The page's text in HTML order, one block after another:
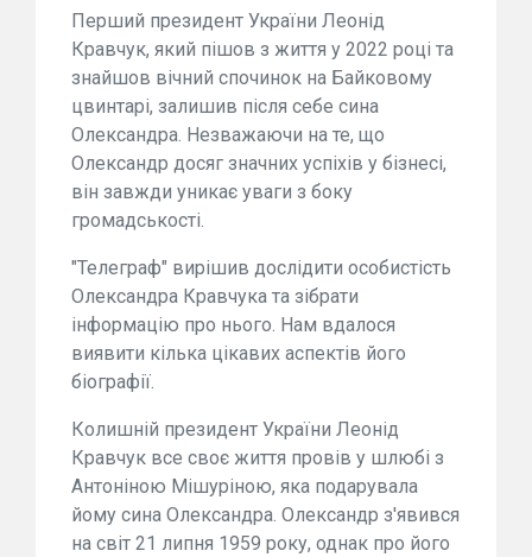
Перший президент України Леонід
Кравчук, який пішов з життя у 2022 році та
знайшов вічний спочинок на Байковому
цвинтарі, залишив після себе сина
Олександра. Незважаючи на те, що
Олександр досяг значних успіхів у бізнесі,
він завжди уникає уваги з боку
громадськості.
"Телеграф" вирішив дослідити особистість
Олександра Кравчука та зібрати
інформацію про нього. Нам вдалося
виявити кілька цікавих аспектів його
біографії.
Колишній президент України Леонід
Кравчук все своє життя провів у шлюбі з
Антоніною Мішуріною, яка подарувала
йому сина Олександра. Олександр з'явився
на світ 21 липня 1959 року, однак про його